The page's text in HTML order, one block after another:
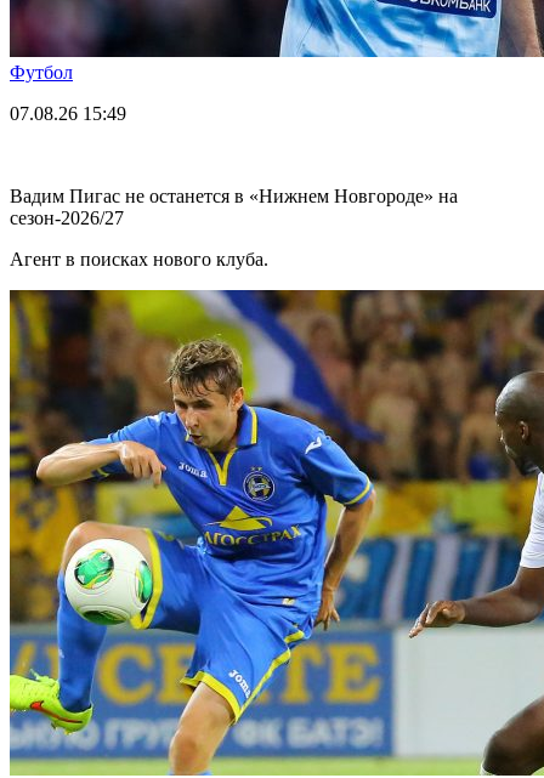
Футбол
07.08.26 15:49
Вадим Пигас не останется в «Нижнем Новгороде» на
сезон-2026/27
Агент в поисках нового клуба.